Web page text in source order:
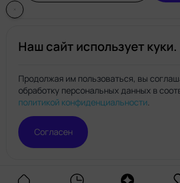
Нейро.топ
© Нейро.топ 2026. Все права защищены.
Политика конфиденциальности
сайтом
Наш сайт использует куки.
Продолжая им пользоваться, вы
обработку персональных данных в
политикой конфиденциальности.
Согласен